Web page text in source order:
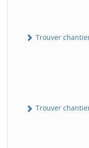
Trouver
Trouver